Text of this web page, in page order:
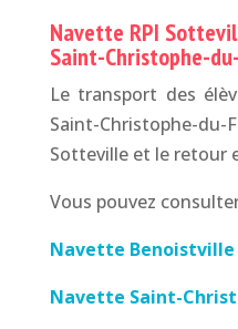
Navette RPI
Saint-Christophe-
Le transport des
Saint-Christophe-
Sotteville et le retour
Vous pouvez
Navette Benoistville
Navette Saint-